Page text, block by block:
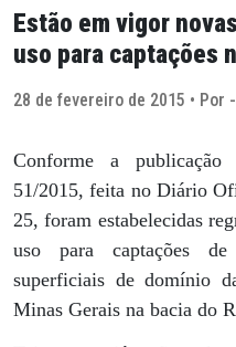
Estão em vigor
uso para captações
28 de fevereiro de 2015 • Por -
Conforme a
51/2015, feita no Diário
25, foram estabelecidas
uso para captações
superficiais de domínio
Minas Gerais na bacia do